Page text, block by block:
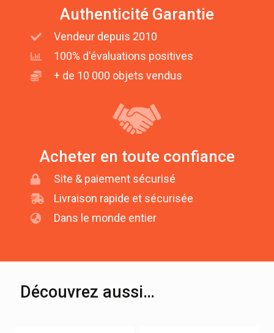
Authenticité Garantie
Vendeur depuis 2010
100% d'évaluations positives
+ de 10 000 objets vendus
Acheter en toute confiance
Site & paiement sécurisé
Livraison rapide et sécurisée
Dans le monde entier
Découvrez aussi…